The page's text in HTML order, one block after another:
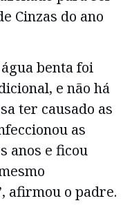
Cinzas do ano
benta foi
e não há
ter causado as
as
anos e ficou
afirmou o padre.